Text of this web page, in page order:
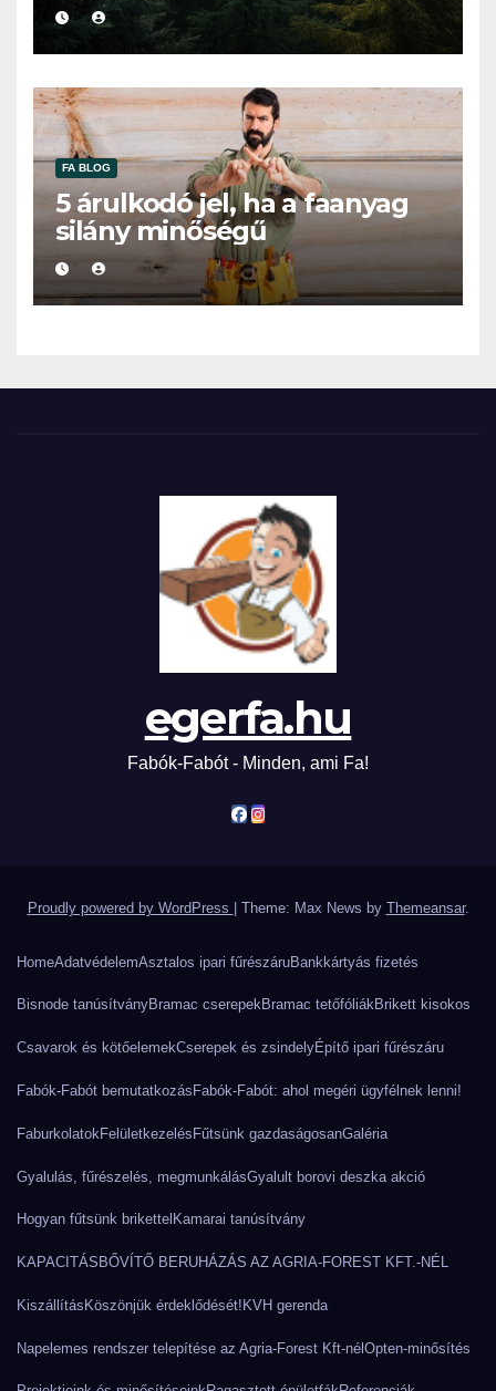
FA BLOG
5 árulkodó jel, ha a faanyag
silány minőségű
egerfa.hu
Fabók-Fabót - Minden, ami Fa!
Proudly powered by WordPress Theme: Max News by Themeansar.
HomeAdatvédelemAsztalos ipari fűrészáruBankkártyás fizetés
Bisnode tanúsítványBramac cserepekBramac tetőfóliákBrikett kisokos
Csavarok és kötőelemekCserepek és zsindelyÉpítő ipari fűrészáru
Fabók-Fabót bemutatkozás Fabók-Fabót: ahol megéri ügyfélnek lenni!
FaburkolatokFelületkezelésFűtsünk gazdaságosanGaléria
Gyalulás, fűrészelés, megmunkálásGyalult borovi deszka akció
Hogyan fűtsünk brikettel Kamarai tanúsítvány
KAPACITÁSBŐVÍTŐ BERUHÁZÁS AZ AGRIA-FOREST KFT.-NÉL
Kiszállítás Köszönjük érdeklődését! KVH gerenda
Napelemes rendszer telepítése az Agria-Forest Kft-nélOpten-minősítés